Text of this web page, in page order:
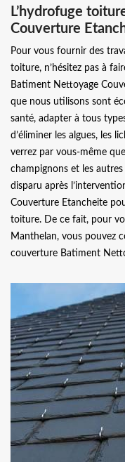
L’hydrofuge
Couverture
Pour vous fournir des
toiture, n’hésitez pas à
Batiment Nettoyage
que nous utilisons sont
santé, adapter à tous
d’éliminer les algues, les
verrez par vous-même
champignons et les
disparu après
Couverture Etancheite
toiture. De ce fait, pour
Manthelan, vous pouvez
couverture Batiment